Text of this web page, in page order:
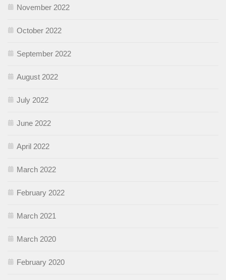
November 2022
October 2022
September 2022
August 2022
July 2022
June 2022
April 2022
March 2022
February 2022
March 2021
March 2020
February 2020